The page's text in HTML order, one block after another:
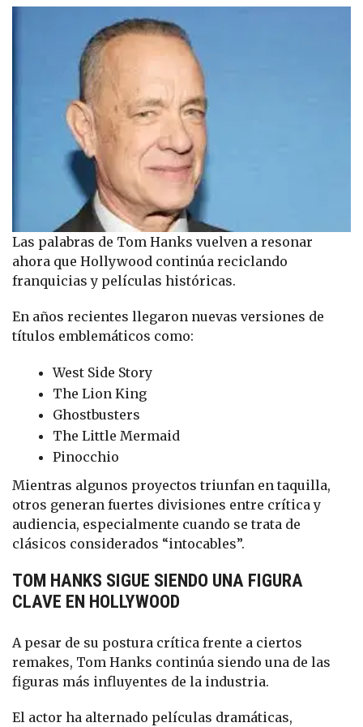
Las palabras de Tom Hanks vuelven a resonar
ahora que Hollywood continúa reciclando
franquicias y películas históricas.
En años recientes llegaron nuevas versiones de
títulos emblemáticos como:
West Side Story
The Lion King
Ghostbusters
The Little Mermaid
Pinocchio
Mientras algunos proyectos triunfan en taquilla,
otros generan fuertes divisiones entre crítica y
audiencia, especialmente cuando se trata de
clásicos considerados “intocables”.
TOM HANKS SIGUE SIENDO UNA FIGURA
CLAVE EN HOLLYWOOD
A pesar de su postura crítica frente a ciertos
remakes, Tom Hanks continúa siendo una de las
figuras más influyentes de la industria.
El actor ha alternado películas dramáticas,